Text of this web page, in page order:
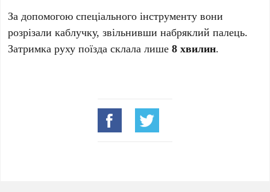
За допомогою спеціального інструменту вони
розрізали каблучку, звільнивши набряклий палець.
Затримка руху поїзда склала лише8 хвилин.